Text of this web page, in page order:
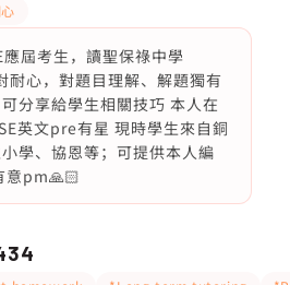
屆考生，讀聖保祿中學
耐心，對題目理解、解題獨有
分享給學生相關技巧 本人在
英文pre有星 現時學生來自銅
學、協恩等；可提供本人編
意pm🙏🏻